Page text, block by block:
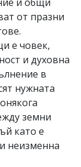
от празни
е човек,
и духовна
в
нужната
земни
като е
неизменна